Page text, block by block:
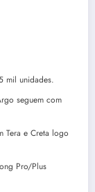
mil unidades.
seguem com
Tera e Creta logo
Pro/Plus